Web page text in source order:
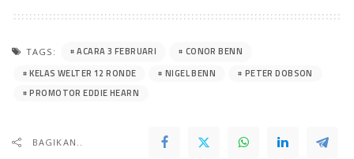
TAGS: ACARA 3 FEBRUARI
CONOR BENN
KELAS WELTER 12 RONDE
NIGEL BENN
PETER DOBSON
PROMOTOR EDDIE HEARN
BAGIKAN..